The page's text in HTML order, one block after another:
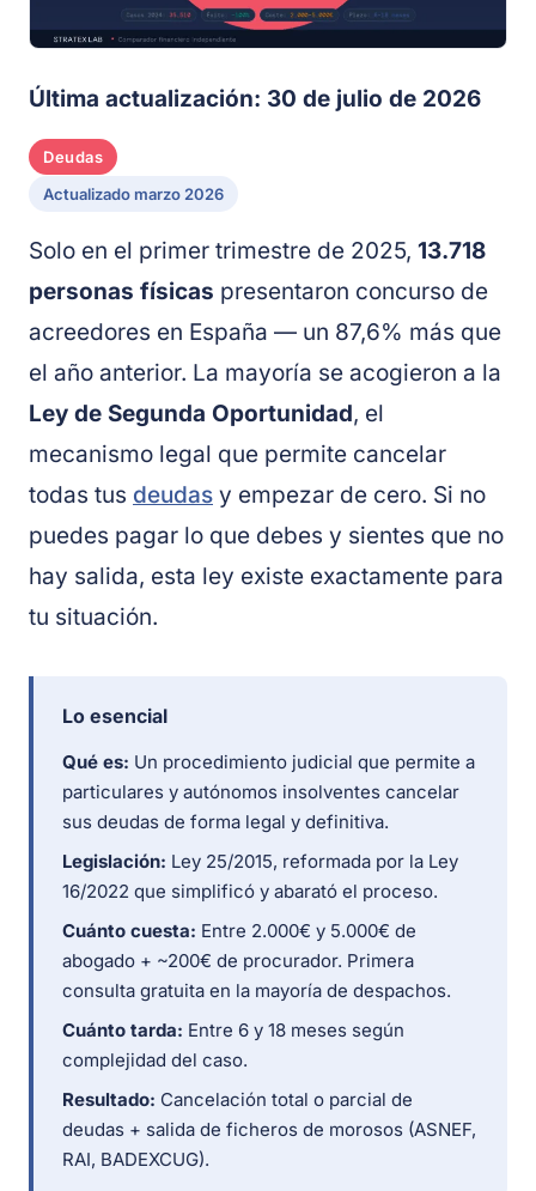
Última actualización: 30 de julio de 2026
Deudas
Actualizado marzo 2026
Solo en el primer trimestre de 2025, 13.718
personas físicas presentaron concurso de
acreedores en España — un 87,6% más que
el año anterior. La mayoría se acogieron a la
Ley de Segunda Oportunidad, el
mecanismo legal que permite cancelar
todas tus deudas y empezar de cero. Si no
puedes pagar lo que debes y sientes que no
hay salida, esta ley existe exactamente para
tu situación.
Lo esencial
Qué es: Un procedimiento judicial que permite a
particulares y autónomos insolventes cancelar
sus deudas de forma legal y definitiva.
Legislación: Ley 25/2015, reformada por la Ley
16/2022 que simplificó y abarató el proceso.
Cuánto cuesta: Entre 2.000€ y 5.000€ de
abogado + ~200€ de procurador. Primera
consulta gratuita en la mayoría de despachos.
Cuánto tarda: Entre 6 y 18 meses según
complejidad del caso.
Resultado: Cancelación total o parcial de
deudas + salida de ficheros de morosos (ASNEF,
RAI, BADEXCUG).